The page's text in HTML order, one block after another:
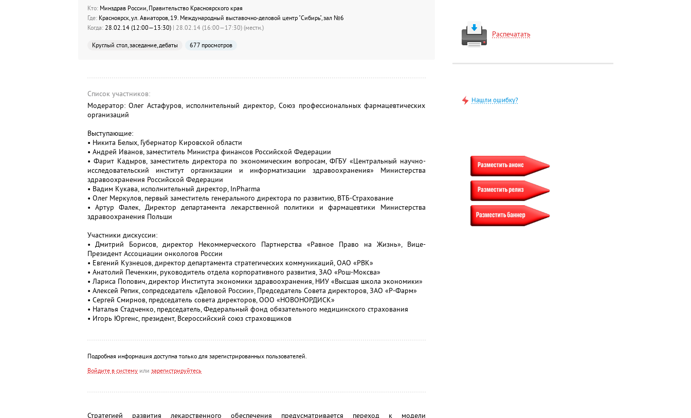
Кто:Минздрав России, Правительство Красноярского края
Где:Красноярск, ул. Авиаторов, 19. Международный выставочно-деловой центр "Сибирь", зал №6
Когда:28.02.14 (12:00—13:30) | 28.02.14 (16:00—17:30) (местн.)
Круглый стол, заседание, дебаты 677 просмотров
Список участников:
Модератор: Олег Астафуров, исполнительный директор, Союз профессиональных фармацевтических
организаций
Выступающие:
• Никита Белых, Губернатор Кировской области
• Андрей Иванов, заместитель Министра финансов Российской Федерации
• Фарит Кадыров, заместитель директора по экономическим вопросам, ФГБУ «Центральный научно-
исследовательский институт организации и информатизации здравоохранения» Министерства
здравоохранения Российской Федерации
• Вадим Кукава, исполнительный директор, InPharma
• Олег Меркулов, первый заместитель генерального директора по развитию, ВТБ-Страхование
• Артур Фалек, Директор департамента лекарственной политики и фармацевтики Министерства
здравоохранения Польши
Участники дискуссии:
• Дмитрий Борисов, директор Некоммерческого Партнерства «Равное Право на Жизнь», Вице-
Президент Ассоциации онкологов России
• Евгений Кузнецов, директор департамента стратегических коммуникаций, ОАО «РВК»
• Анатолий Печенкин, руководитель отдела корпоративного развития, ЗАО «Рош-Моксва»
• Лариса Попович, директор Института экономики здравоохранения, НИУ «Высшая школа экономики»
• Алексей Репик, сопредседатель «Деловой России», Председатель Совета директоров, ЗАО «Р-Фарм»
• Сергей Смирнов, председатель совета директоров, ООО «НОВОНОРДИСК»
• Наталья Стадченко, председатель, Федеральный фонд обязательного медицинского страхования
• Игорь Юргенс, президент, Всероссийский союз страховщиков
Подробная информация доступна только для зарегистрированных пользователей.
Войдите в системуили зарегистрируйтесь
Стратегией развития лекарственного обеспечения предусматривается переход к модели
Распечатать
Нашли ошибку?